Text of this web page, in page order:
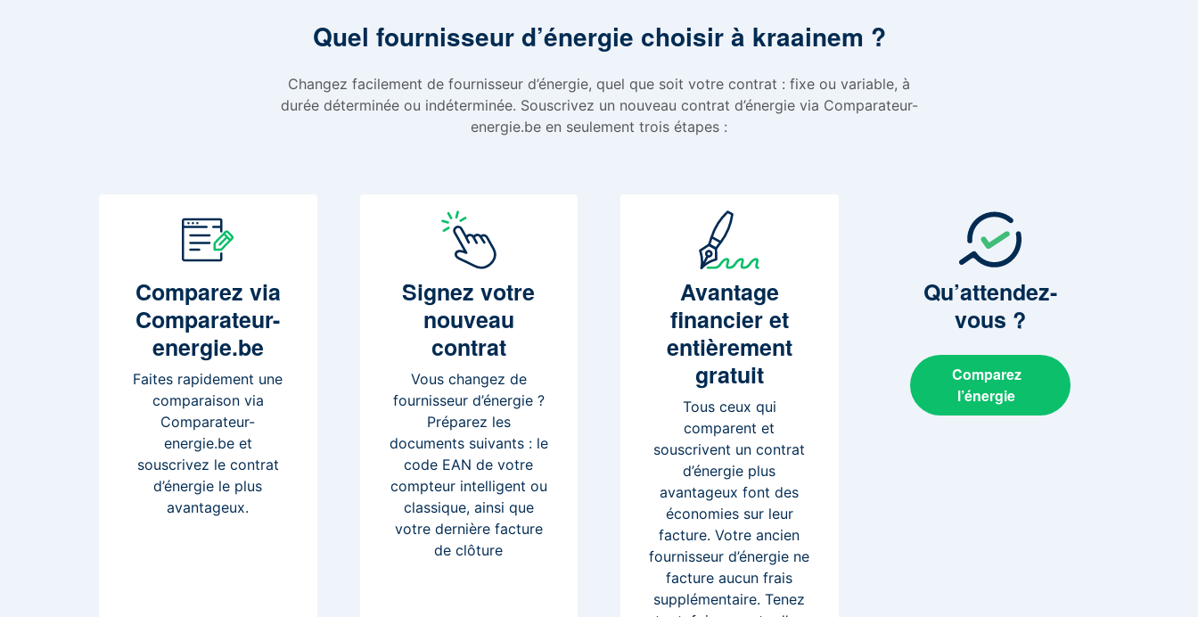
Quel fournisseur d’énergie choisir à kraainem ?
Changez facilement de fournisseur d’énergie, quel que soit votre contrat : fixe ou variable, à
durée déterminée ou indéterminée. Souscrivez un nouveau contrat d’énergie via Comparateur-
energie.be en seulement trois étapes :
Comparez via
Comparateur-
energie.be
Faites rapidement une
comparaison via
Comparateur-
energie.be et
souscrivez le contrat
d’énergie le plus
avantageux.
Signez votre
nouveau
contrat
Vous changez de
fournisseur d’énergie ?
Préparez les
documents suivants : le
code EAN de votre
compteur intelligent ou
classique, ainsi que
votre dernière facture
de clôture
Avantage
financier et
entièrement
gratuit
Tous ceux qui
comparent et
souscrivent un contrat
d’énergie plus
avantageux font des
économies sur leur
facture. Votre ancien
fournisseur d’énergie ne
facture aucun frais
supplémentaire. Tenez
Qu’attendez-
vous ?
Comparez
l’énergie